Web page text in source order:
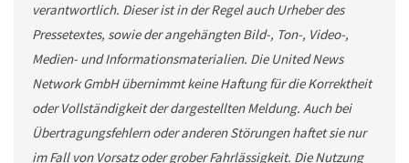
verantwortlich. Dieser ist in der Regel auch Urheber des
Pressetextes, sowie der angehängten Bild-, Ton-, Video-,
Medien- und Informationsmaterialien. Die United News
Network GmbH übernimmt keine Haftung für die Korrektheit
oder Vollständigkeit der dargestellten Meldung. Auch bei
Übertragungsfehlern oder anderen Störungen haftet sie nur
im Fall von Vorsatz oder grober Fahrlässigkeit. Die Nutzung